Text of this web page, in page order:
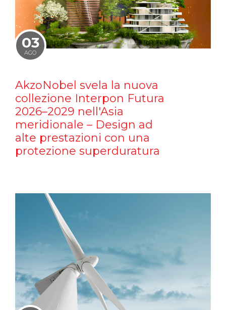
03
AGO
AkzoNobel svela la nuova
collezione Interpon Futura
2026–2029 nell'Asia
meridionale – Design ad
alte prestazioni con una
protezione superduratura